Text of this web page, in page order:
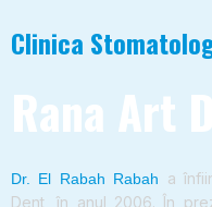
Clinica
Rana Art
Dr. El Rabah Rabah
a
Dent, în anul 2006. În